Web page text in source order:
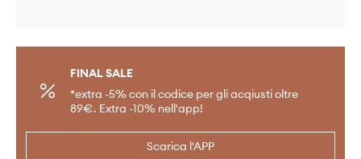
FINAL SALE
*extra -5% con il codice per gli acqiusti oltre
89€. Extra -10% nell'app!
Scarica l'APP